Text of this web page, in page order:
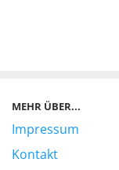
MEHR ÜBER...
Impressum
Kontakt